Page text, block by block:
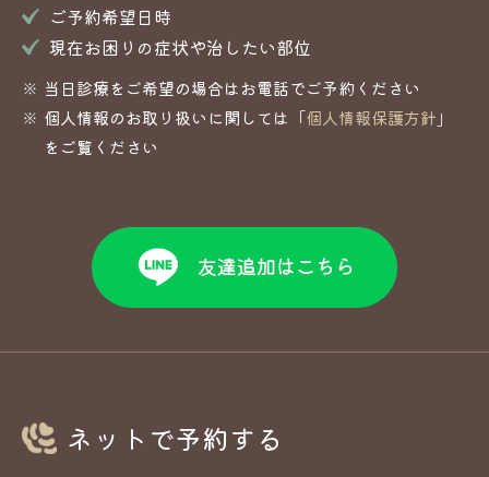
ご予約希望日時
現在お困りの症状や治したい部位
当日診療をご希望の場合はお電話でご予約ください
個人情報のお取り扱いに関しては「個人情報保護方針 」
をご覧ください
ネットで予約する